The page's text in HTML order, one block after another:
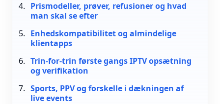
Prismodeller, prøver, refusioner og hvad
man skal se efter
Enhedskompatibilitet og almindelige
klientapps
Trin-for-trin første gangs IPTV opsætning
og verifikation
Sports, PPV og forskelle i dækningen af
live events